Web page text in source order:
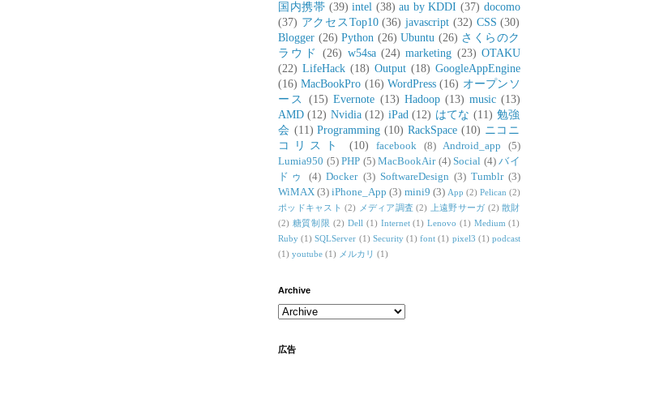
国内携帯 (39) intel (38) au by KDDI (37) docomo
(37) アクセスTop10 (36) javascript (32) CSS (30)
Blogger (26) Python (26) Ubuntu (26) さくらのク
ラウド
(26) w54sa (24) marketing (23) OTAKU
(22) LifeHack (18) Output (18) GoogleAppEngine
(16) MacBookPro (16) WordPress (16) オープンソ
ース
(15) Evernote (13) Hadoop (13) music (13)
AMD (12) Nvidia (12) iPad (12) はてな (11) 勉強
会 (11) Programming (10) RackSpace (10) ニコニ
コリスト
(10) facebook (8) Android_app
(5)
Lumia950 (5) PHP (5) MacBookAir (4) Social (4) バイ
ドゥ
(4) Docker (3) SoftwareDesign (3) Tumblr (3)
WiMAX (3) iPhone_App (3) mini9 (3) App (2) Pelican (2)
ポッドキャスト (2) メディア調査 (2) 上遠野サーガ (2) 散財
(2) 糖質制限 (2) Dell (1) Internet (1) Lenovo (1) Medium (1)
Ruby (1) SQLServer (1) Security (1) font (1) pixel3 (1) podcast
(1) youtube (1) メルカリ (1)
Archive
広告